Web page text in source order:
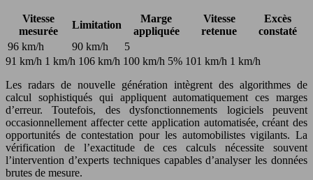
Vitesse
mesurée
Limitation
Marge
appliquée
Vitesse
retenue
Excès
constaté
96 km/h
90 km/h
5
91 km/h 1 km/h 106 km/h 100 km/h 5% 101 km/h 1 km/h
Les radars de nouvelle génération intègrent des algorithmes de
calcul sophistiqués qui appliquent automatiquement ces marges
d’erreur. Toutefois, des dysfonctionnements logiciels peuvent
occasionnellement affecter cette application automatisée, créant des
opportunités de contestation pour les automobilistes vigilants. La
vérification de l’exactitude de ces calculs nécessite souvent
l’intervention d’experts techniques capables d’analyser les données
brutes de mesure.